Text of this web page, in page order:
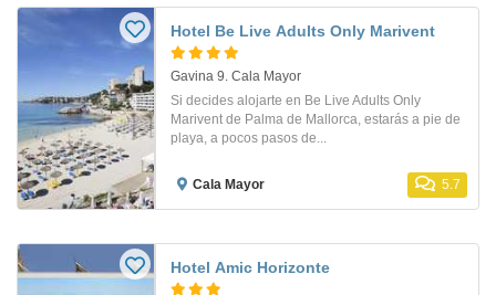
Hotel Be Live Adults Only Marivent
Gavina 9. Cala Mayor
Si decides alojarte en Be Live Adults Only
Marivent de Palma de Mallorca, estarás a pie de
playa, a pocos pasos de...
Cala Mayor 5.7
Hotel Amic Horizonte